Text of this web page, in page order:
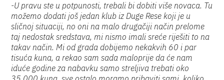
-U pravu ste u potpunosti, trebali bi dobiti više novaca. Tu
možemo dodati još jedan klub iz Duge Rese koji je u
sličnoj situaciji, no oni na malo drugačiji način prelome
taj nedostak sredstava, mi nismo imali sreće riješiti to na
takav način. Mi od grada dobijemo nekakvih 60 i par
tisuća kuna, a rekao sam sada maloprije da će nam
iduće godine za nabavku samo streljiva trebati oko